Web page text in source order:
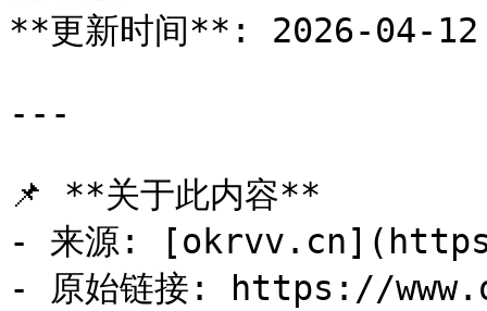
**更新时间**: 2026-04-
---
📌 **关于此内容**
- 来源:
- 原始链接: https://